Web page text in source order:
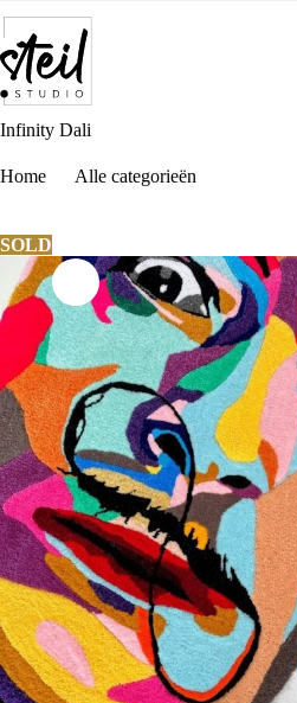
Infinity Dali
Home Alle categorieën
SOLD